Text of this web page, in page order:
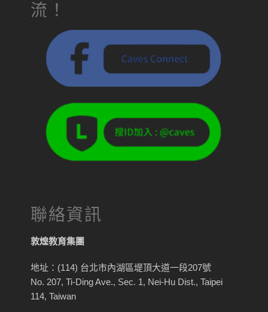
流！
聯絡資訊
敦煌教育集團
地址：(114) 台北市內湖區堤頂大道一段207號
No. 207, Ti-Ding Ave., Sec. 1, Nei-Hu Dist., Taipei
114, Taiwan